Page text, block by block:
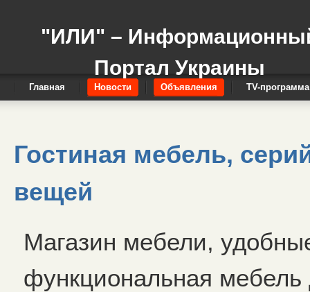
"ИЛИ" –
Портал Украины
Главная Новости Объявления TV-программа
Гостиная мебель,
вещей
Магазин мебели,
функциональная мебель